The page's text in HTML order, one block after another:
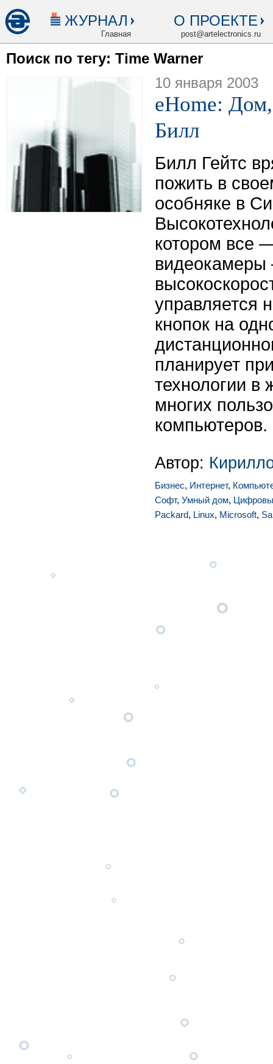
ЖУРНАЛ
Главная
О ПРОЕКТЕ
post@artelectronics.ru
Поиск по тегу: Time Warner
10 января 2003
eHome:
Билл
Билл Гейтс
пожить в
особняке в
котором все
управляется
кнопок на
планирует
технологии в
многих
компьютеров.
Автор:
Бизнес, Интернет,
Софт, Умный дом,
Packard, Linux, Microsoft,